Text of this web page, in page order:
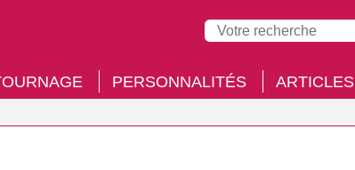
PERSONNALITÉS ARTICLES